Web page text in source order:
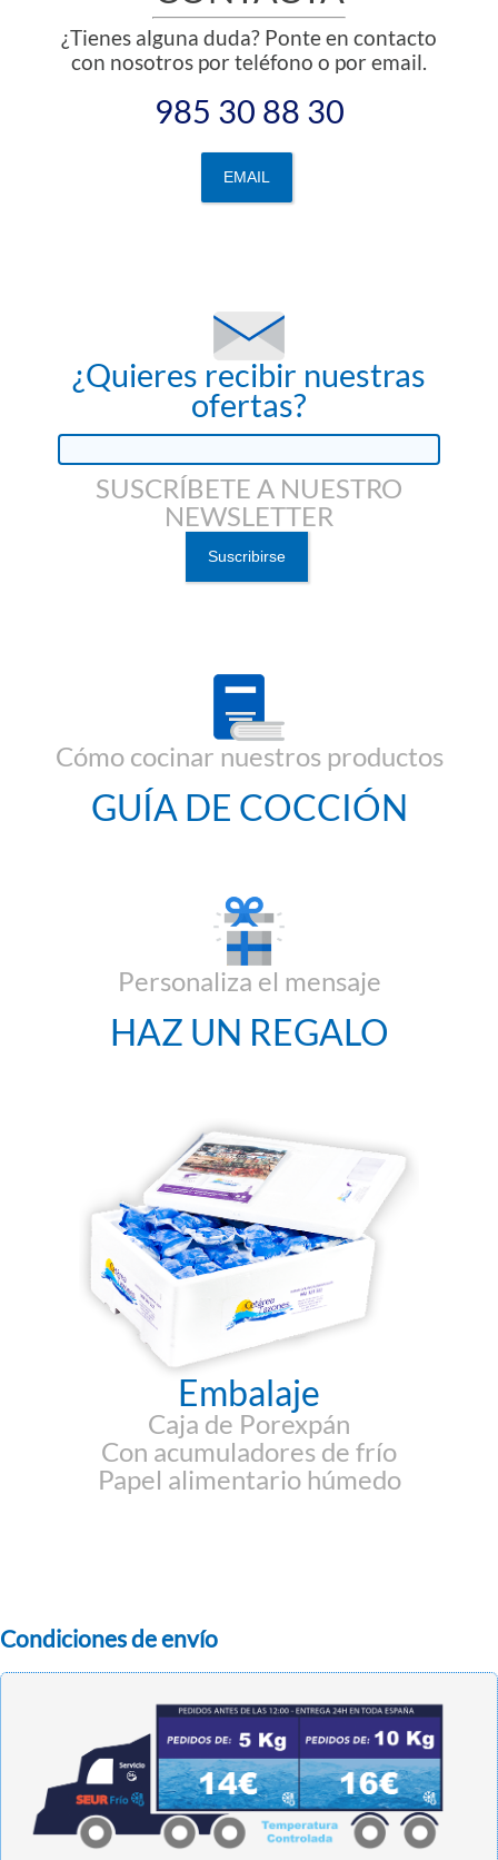
¿Tienes alguna duda? Ponte en contacto
con nosotros por teléfono o por email.
985 30 88 30
EMAIL
¿Quieres recibir nuestras
ofertas?
SUSCRÍBETE A NUESTRO
NEWSLETTER
Cómo cocinar nuestros productos
GUÍA DE COCCIÓN
Personaliza el mensaje
HAZ UN REGALO
Embalaje
Caja de Porexpán
Con acumuladores de frío
Papel alimentario húmedo
Condiciones de envío